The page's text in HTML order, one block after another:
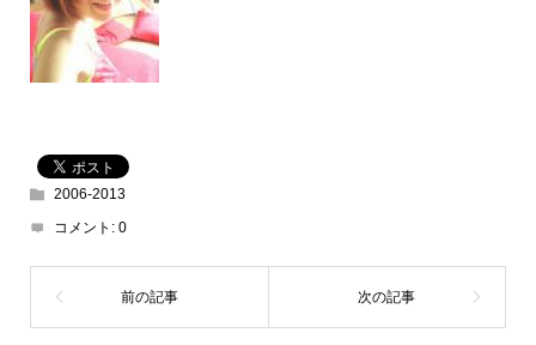
2006-2013
コメント: 0